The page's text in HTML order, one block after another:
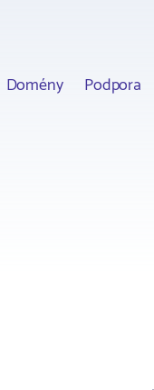
Domény Podpora